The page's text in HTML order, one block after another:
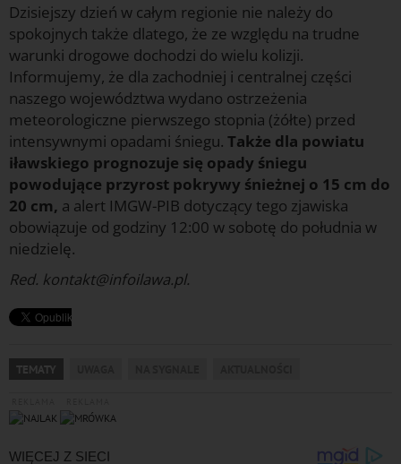
Dzisiejszy dzień w całym regionie nie należy do
spokojnych także dlatego, że ze względu na trudne
warunki drogowe dochodzi do wielu kolizji.
Informujemy, że dla zachodniej i centralnej części
naszego województwa wydano ostrzeżenia
meteorologiczne pierwszego stopnia (żółte) przed
intensywnymi opadami śniegu. Także dla powiatu
iławskiego prognozuje się opady śniegu
powodujące przyrost pokrywy śnieżnej o 15 cm do
20 cm, a alert IMGW-PIB dotyczący tego zjawiska
obowiązuje od godziny 12:00 w sobotę do południa w
niedzielę.
Red. kontakt@infoilawa.pl.
TEMATY